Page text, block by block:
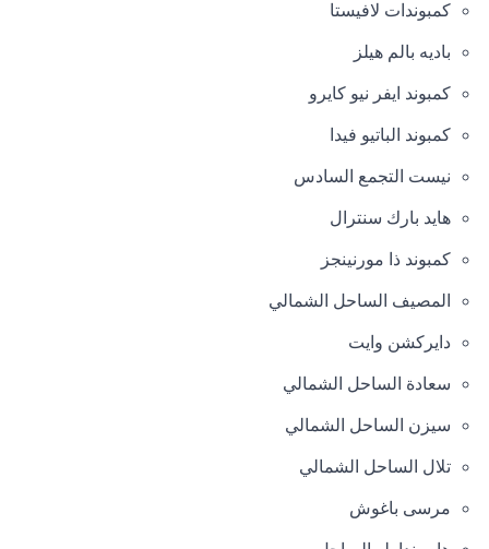
كمبوندات لافيستا
باديه بالم هيلز
كمبوند ايفر نيو كايرو
كمبوند الباتيو فيدا
نيست التجمع السادس
هايد بارك سنترال
كمبوند ذا مورنينجز
المصيف الساحل الشمالي
دايركشن وايت
سعادة الساحل الشمالي
سيزن الساحل الشمالي
تلال الساحل الشمالي
مرسى باغوش